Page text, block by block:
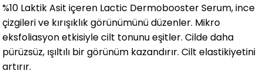
%10 Laktik Asit içeren Lactic Dermobooster Serum, ince
çizgileri ve kırışıklık görünümünü düzenler. Mikro
eksfoliasyon etkisiyle cilt tonunu eşitler. Cilde daha
pürüzsüz, ışıltılı bir görünüm kazandırır. Cilt elastikiyetini
artırır.